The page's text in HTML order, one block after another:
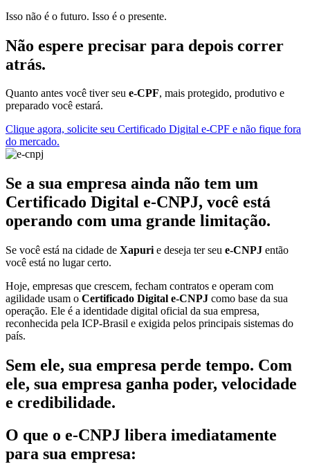
Isso não é o futuro. Isso é o presente.
Não espere precisar para depois correr
atrás.
Quanto antes você tiver seu e-CPF, mais protegido, produtivo e
preparado você estará.
Clique agora, solicite seu Certificado Digital e-CPF e não fique fora
do mercado.
Se a sua empresa ainda não tem um
Certificado Digital e-CNPJ, você está
operando com uma grande limitação.
Se você está na cidade de Xapuri e deseja ter seu e-CNPJ então
você está no lugar certo.
Hoje, empresas que crescem, fecham contratos e operam com
agilidade usam o Certificado Digital e-CNPJ como base da sua
operação. Ele é a identidade digital oficial da sua empresa,
reconhecida pela ICP-Brasil e exigida pelos principais sistemas do
país.
Sem ele, sua empresa perde tempo. Com
ele, sua empresa ganha poder, velocidade
e credibilidade.
O que o e-CNPJ libera imediatamente
para sua empresa: